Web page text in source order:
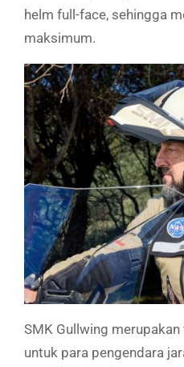
helm full-face, sehingga
maksimum.
SMK Gullwing
untuk para pengendara